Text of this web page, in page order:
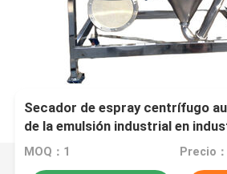
Secador de espray centrífugo
de la emulsión industrial en
MOQ：1 Precio